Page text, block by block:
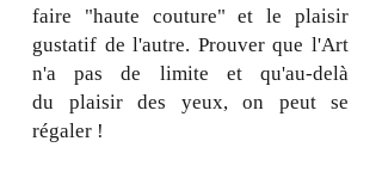
faire "haute couture" et le plaisir
gustatif de l'autre. Prouver que l'Art
n'a pas de limite et qu'au-delà
du plaisir des yeux, on peut se
régaler !